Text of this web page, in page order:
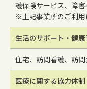
護保険サービス、障害
※上記事業所のご利用
生活のサポート・健
住宅、訪問看護、訪
医療に関する協力体制